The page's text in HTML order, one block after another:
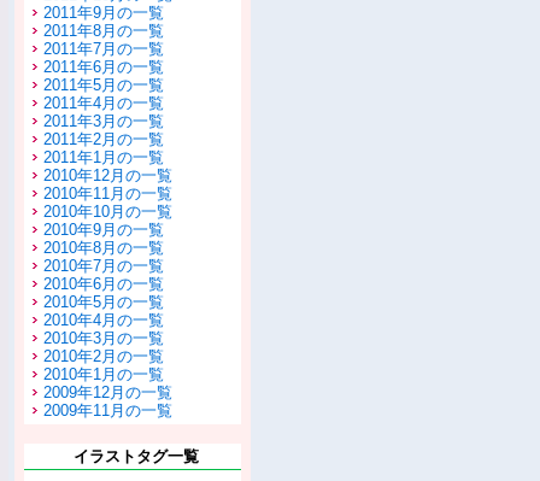
2011年9月の一覧
2011年8月の一覧
2011年7月の一覧
2011年6月の一覧
2011年5月の一覧
2011年4月の一覧
2011年3月の一覧
2011年2月の一覧
2011年1月の一覧
2010年12月の一覧
2010年11月の一覧
2010年10月の一覧
2010年9月の一覧
2010年8月の一覧
2010年7月の一覧
2010年6月の一覧
2010年5月の一覧
2010年4月の一覧
2010年3月の一覧
2010年2月の一覧
2010年1月の一覧
2009年12月の一覧
2009年11月の一覧
イラストタグ一覧